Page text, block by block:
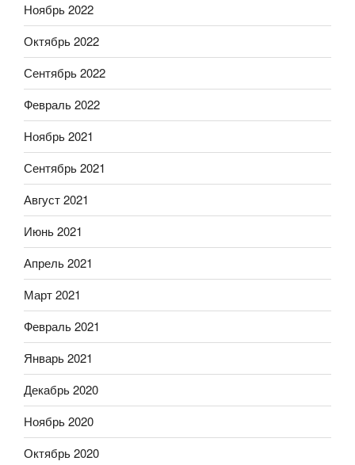
Ноябрь 2022
Октябрь 2022
Сентябрь 2022
Февраль 2022
Ноябрь 2021
Сентябрь 2021
Август 2021
Июнь 2021
Апрель 2021
Март 2021
Февраль 2021
Январь 2021
Декабрь 2020
Ноябрь 2020
Октябрь 2020